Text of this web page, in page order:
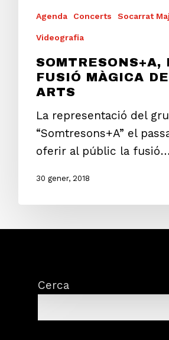
Agenda Concerts Socarrat
Videografia
SOMTRESONS+A,
FUSIÓ MÀGICA
ARTS
La representació del
“Somtresons+A” el
oferir al públic la fusió…
30 gener, 2018
Cerca